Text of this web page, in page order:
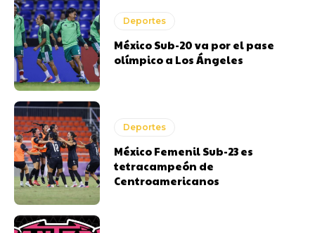
Deportes
México Sub-20 va por el pase
olímpico a Los Ángeles
Deportes
México Femenil Sub-23 es
tetracampeón de
Centroamericanos